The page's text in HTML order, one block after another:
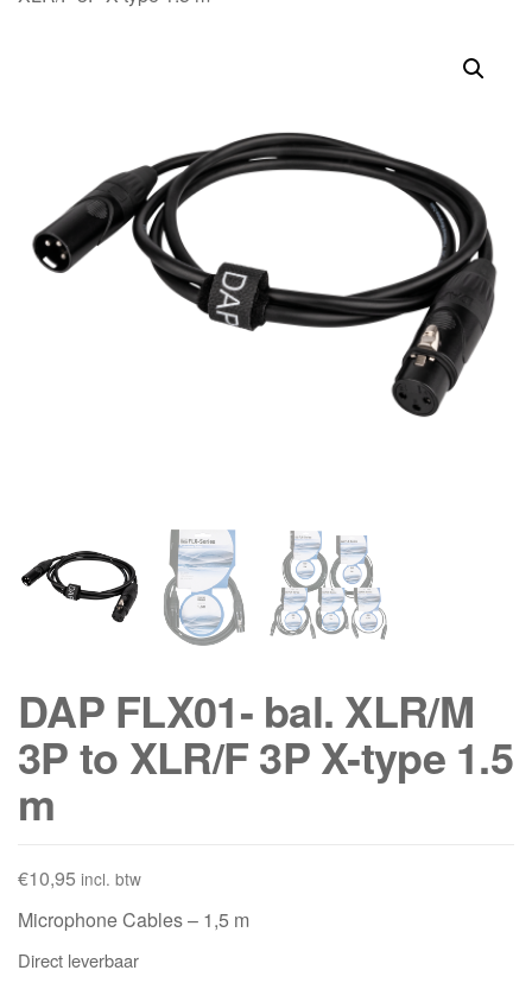
DAP FLX01- bal. XLR/M
3P to XLR/F 3P X-type 1.5
m
€10,95 incl. btw
Microphone Cables – 1,5 m
Direct leverbaar